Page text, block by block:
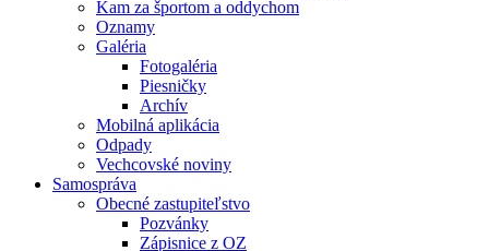
Kam za športom a oddychom
Oznamy
Galéria
Fotogaléria
Piesničky
Archív
Mobilná aplikácia
Odpady
Vechcovské noviny
Samospráva
Obecné zastupiteľstvo
Pozvánky
Zápisnice z OZ